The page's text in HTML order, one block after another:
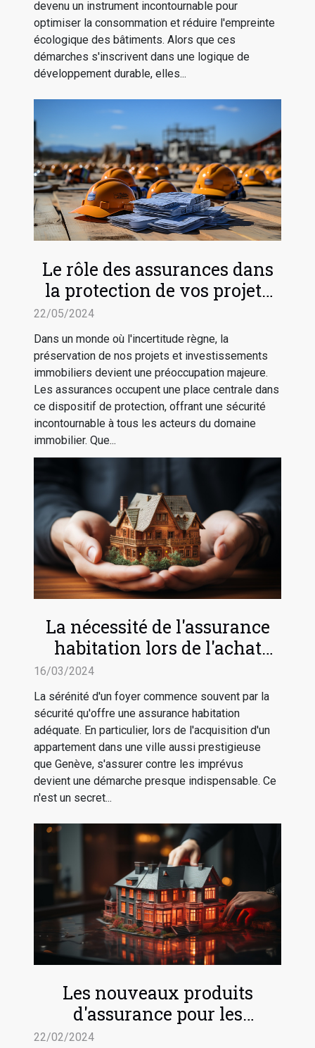
devenu un instrument incontournable pour
optimiser la consommation et réduire l'empreinte
écologique des bâtiments. Alors que ces
démarches s'inscrivent dans une logique de
développement durable, elles...
Le rôle des assurances dans
la protection de vos projets
de développement
immobilier
22/05/2024
Dans un monde où l'incertitude règne, la
préservation de nos projets et investissements
immobiliers devient une préoccupation majeure.
Les assurances occupent une place centrale dans
ce dispositif de protection, offrant une sécurité
incontournable à tous les acteurs du domaine
immobilier. Que...
La nécessité de l'assurance
habitation lors de l'achat
d'un appartement à Genève
16/03/2024
La sérénité d'un foyer commence souvent par la
sécurité qu'offre une assurance habitation
adéquate. En particulier, lors de l'acquisition d'un
appartement dans une ville aussi prestigieuse
que Genève, s'assurer contre les imprévus
devient une démarche presque indispensable. Ce
n'est un secret...
Les nouveaux produits
d'assurance pour les
propriétaires immobiliers
22/02/2024